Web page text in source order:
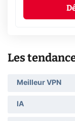
Les
Meilleur VPN
IA